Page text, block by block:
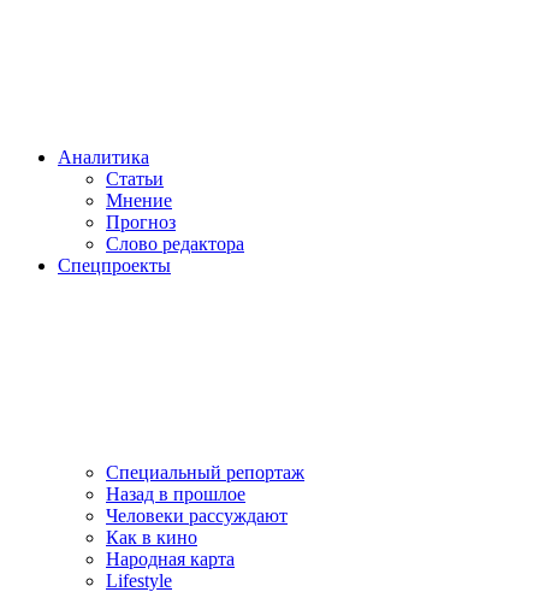
Аналитика
Статьи
Мнение
Прогноз
Cлово редактора
Спецпроекты
Специальный репортаж
Назад в прошлое
Человеки рассуждают
Как в кино
Народная карта
Lifestyle